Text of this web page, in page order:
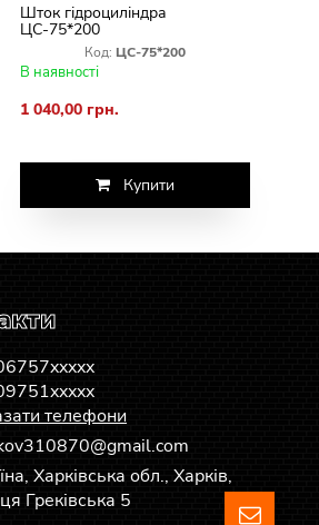
Шток гідроциліндра
ЦС-75*200
Код: ЦС-75*200
В наявності
1 040,00 грн.
Купити
телефони
310870@gmail.com
Харківська обл., Харків,
Греківська 5